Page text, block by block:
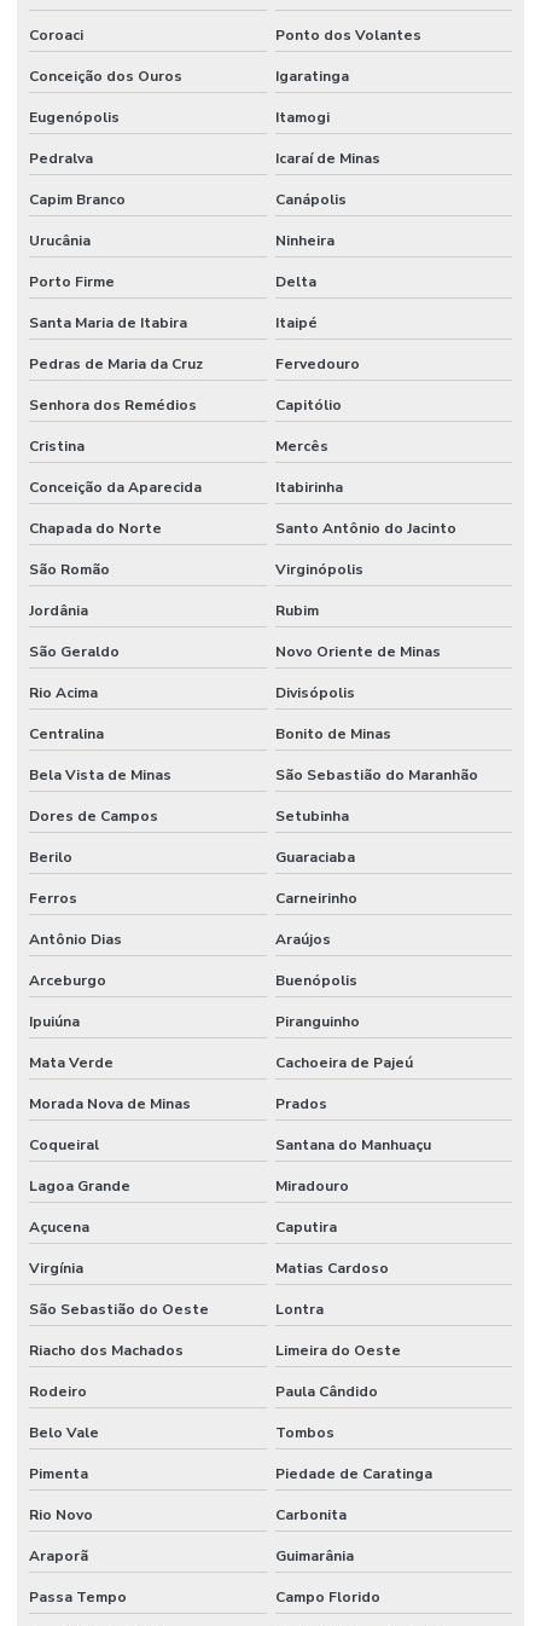
Coroaci Ponto dos Volantes
Conceição dos Ouros Igaratinga
Eugenópolis Itamogi
Pedralva Icaraí de Minas
Capim Branco Canápolis
Urucânia Ninheira
Porto Firme Delta
Santa Maria de Itabira Itaipé
Pedras de Maria da Cruz Fervedouro
Senhora dos Remédios Capitólio
Cristina Mercês
Conceição da Aparecida Itabirinha
Chapada do Norte Santo Antônio do Jacinto
São Romão Virginópolis
Jordânia Rubim
São Geraldo Novo Oriente de Minas
Rio Acima Divisópolis
Centralina Bonito de Minas
Bela Vista de Minas São Sebastião do Maranhão
Dores de Campos Setubinha
Berilo Guaraciaba
Ferros Carneirinho
Antônio Dias Araújos
Arceburgo Buenópolis
Ipuiúna Piranguinho
Mata Verde Cachoeira de Pajeú
Morada Nova de Minas Prados
Coqueiral Santana do Manhuaçu
Lagoa Grande Miradouro
Açucena Caputira
Virgínia Matias Cardoso
São Sebastião do Oeste Lontra
Riacho dos Machados Limeira do Oeste
Rodeiro Paula Cândido
Belo Vale Tombos
Pimenta Piedade de Caratinga
Rio Novo Carbonita
Araporã Guimarânia
Passa Tempo Campo Florido